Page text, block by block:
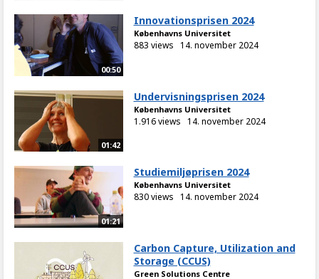
00:50
Innovationsprisen 2024
Københavns Universitet
883 views 14. november 2024
01:42
Undervisningsprisen 2024
Københavns Universitet
1.916 views 14. november 2024
01:21
Studiemiljøprisen 2024
Københavns Universitet
830 views 14. november 2024
Carbon Capture, Utilization and
Storage (CCUS)
Green Solutions Centre